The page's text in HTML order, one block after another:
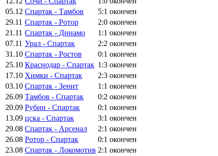
05.12 Спартак - Тамбов 5:1 окончен
29.11 Спартак - Ротор 2:0 окончен
21.11 Спартак - Динамо 1:1 окончен
07.11 Урал - Спартак 2:2 окончен
31.10 Спартак - Ростов 0:1 окончен
25.10 Краснодар - Спартак 1:3 окончен
17.10 Химки - Спартак 2:3 окончен
03.10 Спартак - Зенит 1:1 окончен
26.09 Тамбов - Спартак 0:2 окончен
20.09 Рубин - Спартак 0:1 окончен
13.09 цска - Спартак 3:1 окончен
29.08 Спартак - Арсенал 2:1 окончен
26.08 Ротор - Спартак 0:1 окончен
23.08 Спартак - Локомотив 2:1 окончен